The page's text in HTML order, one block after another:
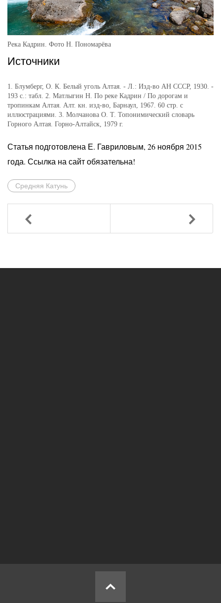
Река Кадрин. Фото Н. Пономарёва
Источники
1. Блумберг, О. К. Белый уголь Алтая. - Л.: Изд-во АН СССР, 1930. -
193 с.: табл. 2. Матлыгин Н. По реке Кадрин / По дорогам и
тропинкам Алтая. Алт. кн. изд-во, Барнаул, 1967. 60 cтp. с
иллюстрациями. 3. Молчанова О. Т. Топонимический словарь
Горного Алтая. Горно-Алтайск, 1979 г.
Статья подготовлена Е. Гавриловым, 26 ноября 2015
года. Ссылка на сайт обязательна!
Средняя Катунь
Назад Вперед